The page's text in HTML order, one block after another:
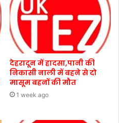
देहरादून में हादसा,पानी की
निकासी नाली में बहने से दो
मासूम बहनों की मौत
1 week ago